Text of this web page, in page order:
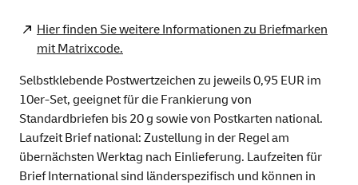
Hier finden Sie weitere Informationen zu Briefmarken
mit Matrixcode.
Selbstklebende Postwertzeichen zu jeweils 0,95 EUR im
10er-Set, geeignet für die Frankierung von
Standardbriefen bis 20 g sowie von Postkarten national.
Laufzeit Brief national: Zustellung in der Regel am
übernächsten Werktag nach Einlieferung. Laufzeiten für
Brief International sind länderspezifisch und können in